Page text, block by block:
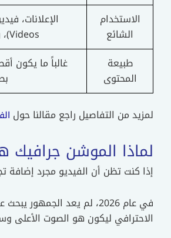
الاستخدام
الشائع
Videos)، واجهات التطبيقات.
طبيعة
المحتوى
غالباً ما يكون
لمزيد من التفاصيل راجع مقالنا حول
لماذا الموشن جرافيك هو
إذا كنت تظن أن الفيديو مجرد إضافة
في عام 2026، لم يعد
الاحترافي ليكون هو الصوت الأعلى